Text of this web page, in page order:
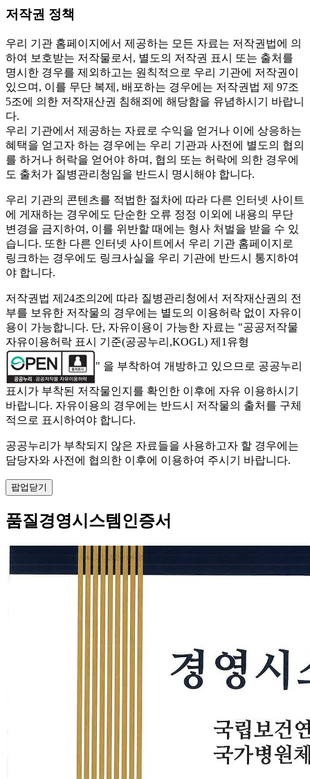
저작권 정책
우리 기관 홈페이지에서 제공하는 모든 자료는 저작권법에 의
하여 보호받는 저작물로서, 별도의 저작권 표시 또는 출처를
명시한 경우를 제외하고는 원칙적으로 우리 기관에 저작권이
있으며, 이를 무단 복제, 배포하는 경우에는 저작권법 제 97조
5조에 의한 저작재산권 침해죄에 해당함을 유념하시기 바랍니
다.
우리 기관에서 제공하는 자료로 수익을 얻거나 이에 상응하는
혜택을 얻고자 하는 경우에는 우리 기관과 사전에 별도의 협의
를 하거나 허락을 얻어야 하며, 협의 또는 허락에 의한 경우에
도 출처가 질병관리청임을 반드시 명시해야 합니다.
우리 기관의 콘텐츠를 적법한 절차에 따라 다른 인터넷 사이트
에 게재하는 경우에도 단순한 오류 정정 이외에 내용의 무단
변경을 금지하여, 이를 위반할 때에는 형사 처벌을 받을 수 있
습니다. 또한 다른 인터넷 사이트에서 우리 기관 홈페이지로
링크하는 경우에도 링크사실을 우리 기관에 반드시 통지하여
야 합니다.
저작권법 제24조의2에 따라 질병관리청에서 저작재산권의 전
부를 보유한 저작물의 경우에는 별도의 이용허락 없이 자유이
용이 가능합니다. 단, 자유이용이 가능한 자료는 "공공저작물
자유이용허락 표시 기준(공공누리,KOGL) 제1유형
" 을 부착하여 개방하고 있으므로 공공누리
표시가 부착된 저작물인지를 확인한 이후에 자유 이용하시기
바랍니다. 자유이용의 경우에는 반드시 저작물의 출처를 구체
적으로 표시하여야 합니다.
공공누리가 부착되지 않은 자료들을 사용하고자 할 경우에는
담당자와 사전에 협의한 이후에 이용하여 주시기 바랍니다.
팝업닫기
품질경영시스템인증서